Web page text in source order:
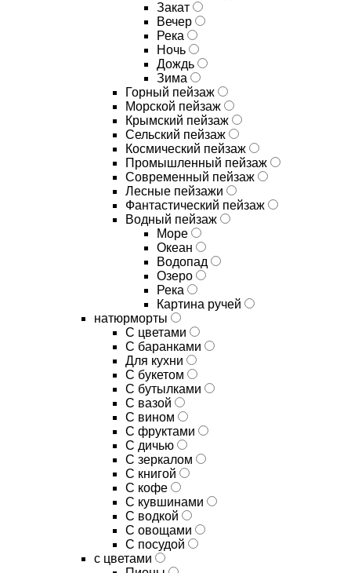
Закат
Вечер
Река
Ночь
Дождь
Зима
Горный пейзаж
Морской пейзаж
Крымский пейзаж
Сельский пейзаж
Космический пейзаж
Промышленный пейзаж
Современный пейзаж
Лесные пейзажи
Фантастический пейзаж
Водный пейзаж
Море
Океан
Водопад
Озеро
Река
Картина ручей
натюрморты
С цветами
С баранками
Для кухни
C букетом
C бутылками
C вазой
C вином
C фруктами
C дичью
C зеркалом
C книгой
C кофе
C кувшинами
C водкой
C овощами
C посудой
с цветами